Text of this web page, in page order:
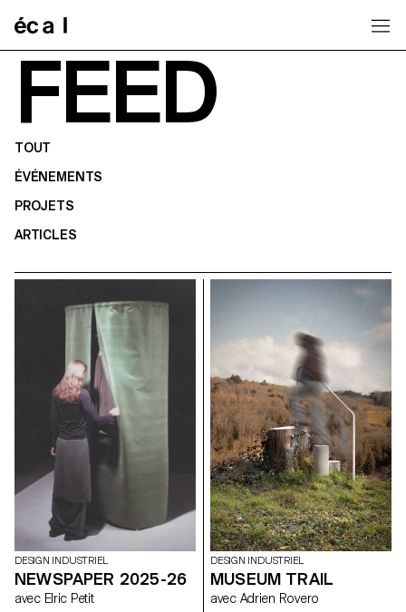
FEED
TOUT
ÉVÉNEMENTS
PROJETS
ARTICLES
DESIGN INDUSTRIEL
NEWSPAPER 2025-26
avec Elric Petit
DESIGN INDUSTRIEL
MUSEUM TRAIL
avec Adrien Rovero